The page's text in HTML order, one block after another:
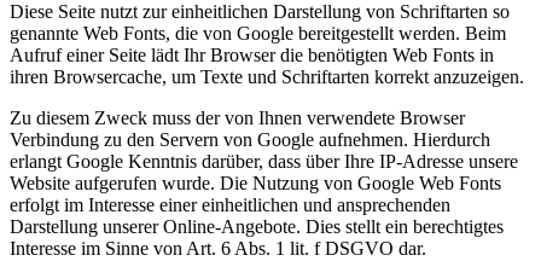
Diese Seite nutzt zur einheitlichen Darstellung von Schriftarten so
genannte Web Fonts, die von Google bereitgestellt werden. Beim
Aufruf einer Seite lädt Ihr Browser die benötigten Web Fonts in
ihren Browsercache, um Texte und Schriftarten korrekt anzuzeigen.
Zu diesem Zweck muss der von Ihnen verwendete Browser
Verbindung zu den Servern von Google aufnehmen. Hierdurch
erlangt Google Kenntnis darüber, dass über Ihre IP-Adresse unsere
Website aufgerufen wurde. Die Nutzung von Google Web Fonts
erfolgt im Interesse einer einheitlichen und ansprechenden
Darstellung unserer Online-Angebote. Dies stellt ein berechtigtes
Interesse im Sinne von Art. 6 Abs. 1 lit. f DSGVO dar.